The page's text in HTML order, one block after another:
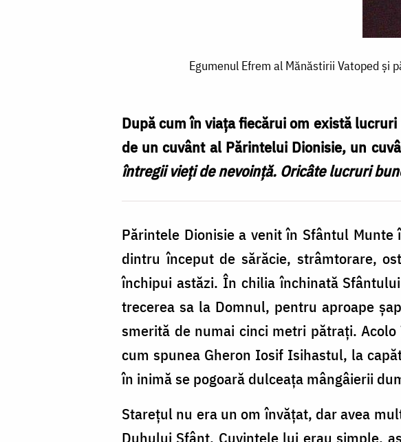
Egumenul Efrem al Mănăstirii Vatoped și
După cum în viața fiecărui om există
de un cuvânt al Părintelui Dionisie, un
întregii vieți de nevoință. Oricâte lucruri
Părintele Dionisie a venit în Sfântul
dintru început de sărăcie, strâmtorare,
închipui astăzi. În chilia închinată
trecerea sa la Domnul, pentru aproape
smerită de numai cinci metri pătraţi.
cum spunea Gheron Iosif Isihastul, la
în inimă se pogoară dulceaţa mângâierii
Stareţul nu era un om învăţat, dar avea
Duhului Sfânt. Cuvintele lui erau simple,